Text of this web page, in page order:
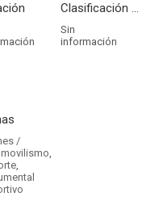
Clasificación por edades
Sin
información
/
,
,